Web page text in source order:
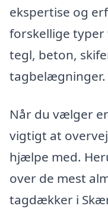
ekspertise og
forskellige
tegl, beton,
tagbelægninger.
Når du vælger
vigtigt at
hjælpe med.
over de mest
tagdækker i